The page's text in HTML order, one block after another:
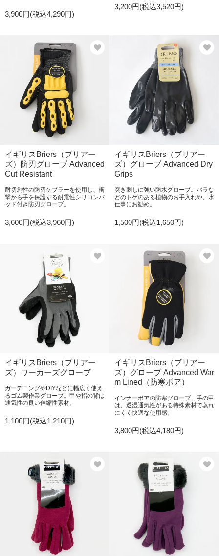
3,900円(税込4,290円)
3,200円(税込3,520円)
イギリスBriers（ブリアー
ズ）防刃グローブ Advanced
Cut Resistant
耐切創性の防刃ケブラーを使用し、衝
撃から手を保護する耐震性シリコンパ
ッド付き防刃グローブ。
3,600円(税込3,960円)
イギリスBriers（ブリアー
ズ）グローブ Advanced Dry
Grips
突き刺しに強い防水グローブ。バラな
どのトゲのある植物のお手入れや、水
仕事にお勧め。
1,500円(税込1,650円)
イギリスBriers（ブリアー
ズ）ワーカーズグローブ
ガーデニングやDIYなどに幅広く使え
るゴム製作業グローブ。甲や指の背は
通気性の良い伸縮性素材。
1,100円(税込1,210円)
イギリスBriers（ブリアー
ズ）グローブ Advanced War
m Lined（防寒ボア）
インナーボアの防寒グローブ。手の甲
は、透湿通気性がある特殊素材で蒸れ
にくく快適な使用感。
3,800円(税込4,180円)